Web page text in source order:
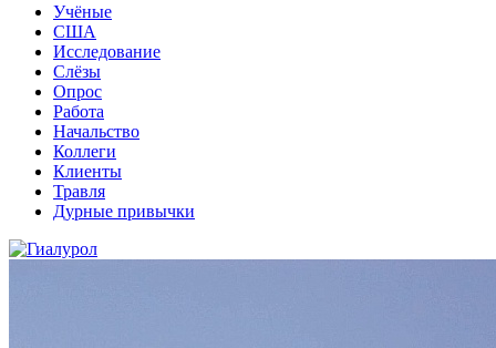
Учёные
США
Исследование
Слёзы
Опрос
Работа
Начальство
Коллеги
Клиенты
Травля
Дурные привычки